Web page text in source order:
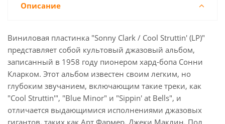
Описание
Виниловая пластинка "Sonny Clark / Cool Struttin' (LP)"
представляет собой культовый джазовый альбом,
записанный в 1958 году пионером хард-бопа Сонни
Кларком. Этот альбом известен своим легким, но
глубоким звучанием, включающим такие треки, как
"Cool Struttin'", "Blue Minor" и "Sippin' at Bells", и
отличается выдающимися исполнениями джазовых
гигантов, таких как Арт Фармер, Джеки Маклин, Пол